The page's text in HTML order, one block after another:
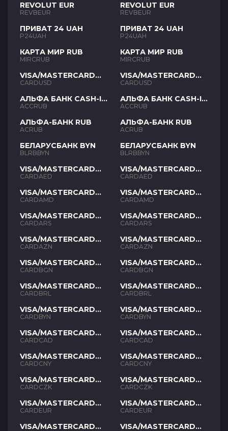
REVOLUT EUR
REVBEUR
ПРИВАТ 24 UAH
P24UAH
КАРТА МИР RUB
MIRCRUB
VISA/MASTERCARD
USD
CARDUSD
АЛЬФА БАНК CASH-IN
RUB
ACCRUB
АЛЬФА-БАНК RUB
ACRUB
БЕЛАРУСБАНК BYN
BLRBBYN
VISA/MASTERCARD
AED
CARDAED
VISA/MASTERCARD
AMD
CARDAMD
VISA/MASTERCARD
ARS
CARDARS
VISA/MASTERCARD
AZN
CARDAZN
VISA/MASTERCARD
BGN
CARDBGN
VISA/MASTERCARD
BRL
CARDBRL
VISA/MASTERCARD
BYN
CARDBYN
VISA/MASTERCARD
CAD
CARDCAD
VISA/MASTERCARD
CNY
CARDCNY
VISA/MASTERCARD
CZK
CARDCZK
VISA/MASTERCARD
EUR
CARDEUR
VISA/MASTERCARD
REVOLUT EUR
REVBEUR
ПРИВАТ 24 UAH
P24UAH
КАРТА МИР RUB
MIRCRUB
VISA/MASTERCARD
USD
CARDUSD
АЛЬФА БАНК CASH-IN
RUB
ACCRUB
АЛЬФА-БАНК RUB
ACRUB
БЕЛАРУСБАНК BYN
BLRBBYN
VISA/MASTERCARD
AED
CARDAED
VISA/MASTERCARD
AMD
CARDAMD
VISA/MASTERCARD
ARS
CARDARS
VISA/MASTERCARD
AZN
CARDAZN
VISA/MASTERCARD
BGN
CARDBGN
VISA/MASTERCARD
BRL
CARDBRL
VISA/MASTERCARD
BYN
CARDBYN
VISA/MASTERCARD
CAD
CARDCAD
VISA/MASTERCARD
CNY
CARDCNY
VISA/MASTERCARD
CZK
CARDCZK
VISA/MASTERCARD
EUR
CARDEUR
VISA/MASTERCARD